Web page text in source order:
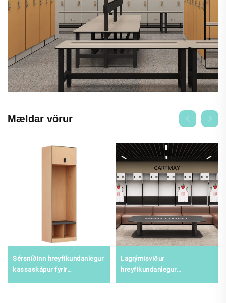
Mældar vörur
Sérsníðinn hreyfikundanlegur
kassaskápur fyrir
Lagrýmisviður
hreyfikundanlegur